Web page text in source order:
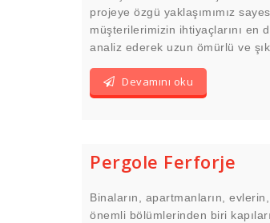
projeye özgü yaklaşımımız
müşterilerimizin ihtiyaçlarını en
analiz ederek uzun ömürlü ve
Devamını oku
Pergole Ferforje
Binaların, apartmanların,
önemli bölümlerinden biri